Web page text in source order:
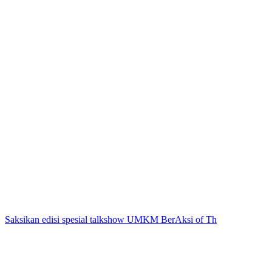
Saksikan edisi spesial talkshow UMKM BerAksi of Th